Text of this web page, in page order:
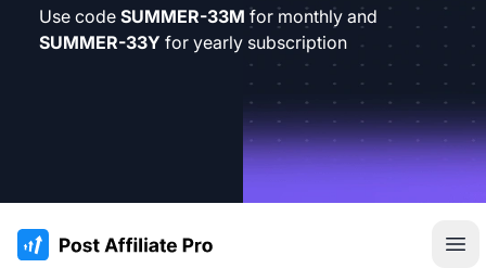
Use code SUMMER-33M for monthly and
SUMMER-33Y for yearly subscription
:site.title